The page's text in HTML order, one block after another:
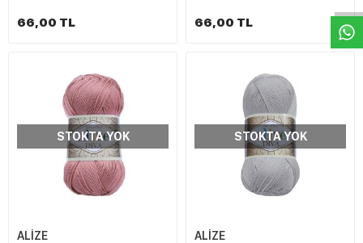
66,00 TL 66,00 TL
STOKTA YOK
ALİZE
STOKTA YOK
ALİZE